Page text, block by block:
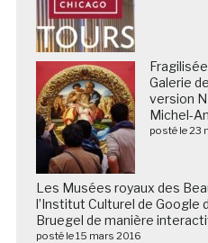
Galerie
version
Michel-
posté le 23
Les Musées royaux des
l’Institut Culturel de Google
Bruegel de manière
posté le 15 mars 2016